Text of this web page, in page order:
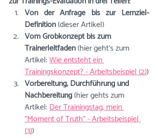
Von der Anfrage bis zur Lernziel-
Definition (dieser Artikel)
Vom Grobkonzept bis zum
Trainerleitfaden (hier geht's zum
Artikel: Wie entsteht ein
Trainingskonzept? - Arbeitsbeispiel (2))
Vorbereitung, Durchführung und
Nachbereitung (hier gehts zum
Artikel: Der Trainingstag, mein
"Moment of Truth" - Arbeitsbeispiel
(3))